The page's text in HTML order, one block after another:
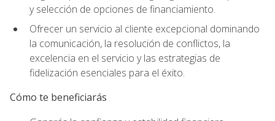
y selección de opciones de financiamiento.
Ofrecer un servicio al cliente excepcional dominando
la comunicación, la resolución de conflictos, la
excelencia en el servicio y las estrategias de
fidelización esenciales para el éxito.
Cómo te beneficiarás